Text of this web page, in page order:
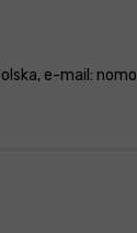
e-mail: